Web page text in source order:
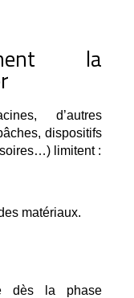
la
dispositifs
limitent :
matériaux.
dès la phase